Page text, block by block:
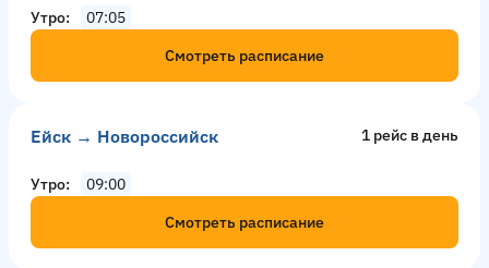
Утро
07:05
Смотреть расписание
Ейск → Новороссийск 1 рейс в день
Утро
09:00
Смотреть расписание